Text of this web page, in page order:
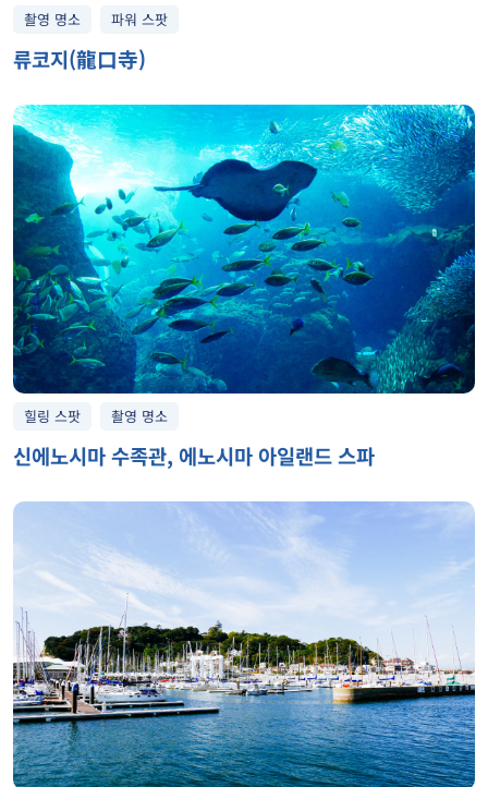
촬영 명소 파워 스팟
류코지(龍口寺)
힐링 스팟 촬영 명소
신에노시마 수족관, 에노시마 아일랜드 스파